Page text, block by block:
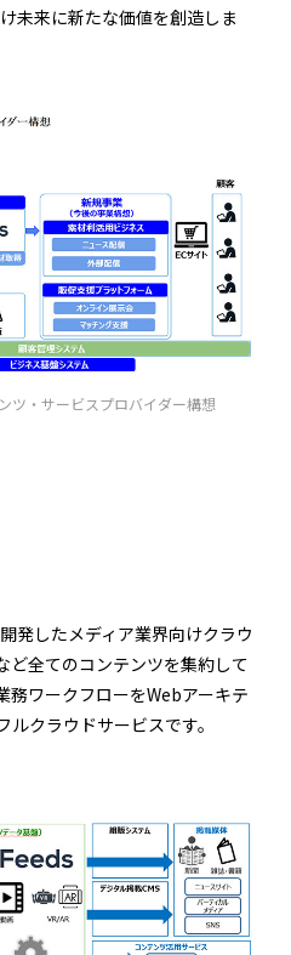
未来に新たな価値を創造しま
ツ・サービスプロバイダー構想
発したメディア業界向けクラウ
ど全てのコンテンツを集約して
務ワークフローをWebアーキテ
クラウドサービスです。